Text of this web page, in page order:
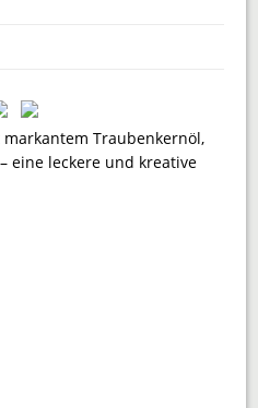
Traubenkernöl,
eine leckere und kreative